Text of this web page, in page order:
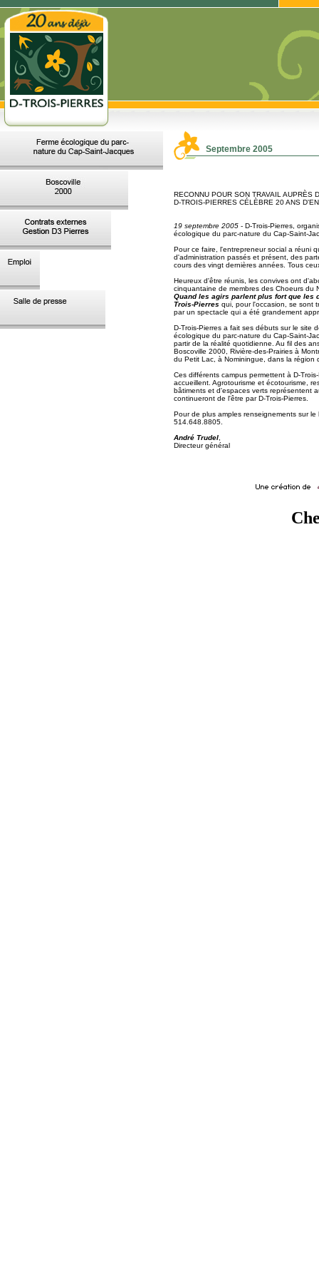
Septembre 2005
RECONNU POUR SON TRAVAIL AUPRÈS
D-TROIS-PIERRES CÉLÈBRE 20 ANS
19 septembre 2005 - D-Trois-Pierres,
écologique du parc-nature du Cap-Saint-
Pour ce faire, l'entrepreneur social a réuni
d'administration passés et présent, des
cours des vingt dernières années. Tous
Heureux d'être réunis, les convives ont
cinquantaine de membres des Choeurs
Quand les agirs parlent plus fort que les
Trois-Pierres qui, pour l'occasion, se sont
par un spectacle qui a été grandement
D-Trois-Pierres a fait ses débuts sur le site
écologique du parc-nature du Cap-Saint-
partir de la réalité quotidienne. Au fil des
Boscoville 2000, Rivière-des-Prairies à
du Petit Lac, à Nominingue, dans la région
Ces différents campus permettent à D-
accueillent. Agrotourisme et écotourisme,
bâtiments et d'espaces verts représentent
continueront de l'être par D-Trois-Pierres.
Pour de plus amples renseignements sur
514.648.8805.
André Trudel
Directeur général